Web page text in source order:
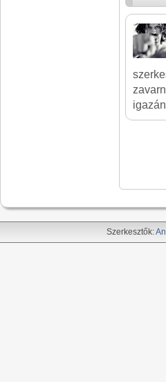
Szerkesztők: